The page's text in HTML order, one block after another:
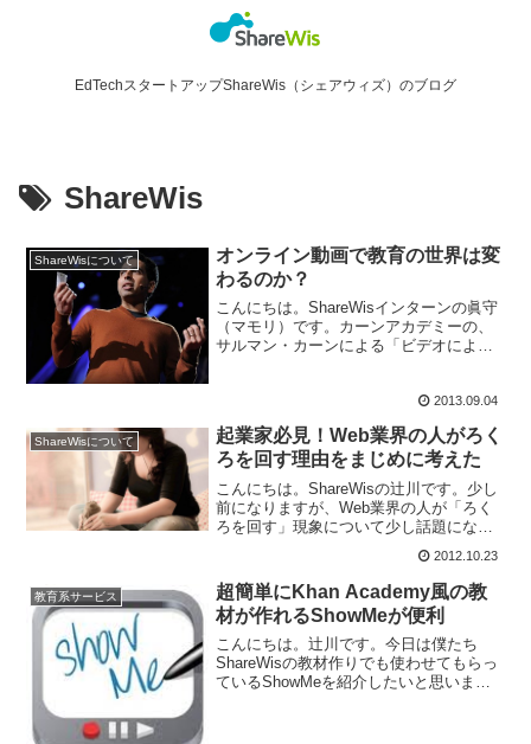
EdTechスタートアップShareWis（シェアウィズ）のブログ
ShareWis
ShareWisについて
オンライン動画で教育の世界は変
わるのか？
こんにちは。ShareWisインターンの眞守
（マモリ）です。カーンアカデミーの、
サルマン・カーンによる「ビデオによる
デオによる教育の再発明」私は現在大学
生なので...
2013.09.04
ShareWisについて
起業家必見！Web業界の人がろく
ろを回す理由をまじめに考えた
こんにちは。ShareWisの辻川です。少し
前になりますが、Web業界の人が「ろく
ろを回す」現象について少し話題になり
インタビューの写真などで、話している
人が両手を軽く前に出し、その姿、形が
あたかもろくろ...
2012.10.23
教育系サービス
超簡単にKhan Academy風の教
材が作れるShowMeが便利
こんにちは。辻川です。今日は僕たち
ShareWisの教材作りでも使わせてもらっ
ているShowMeを紹介したいと思いま